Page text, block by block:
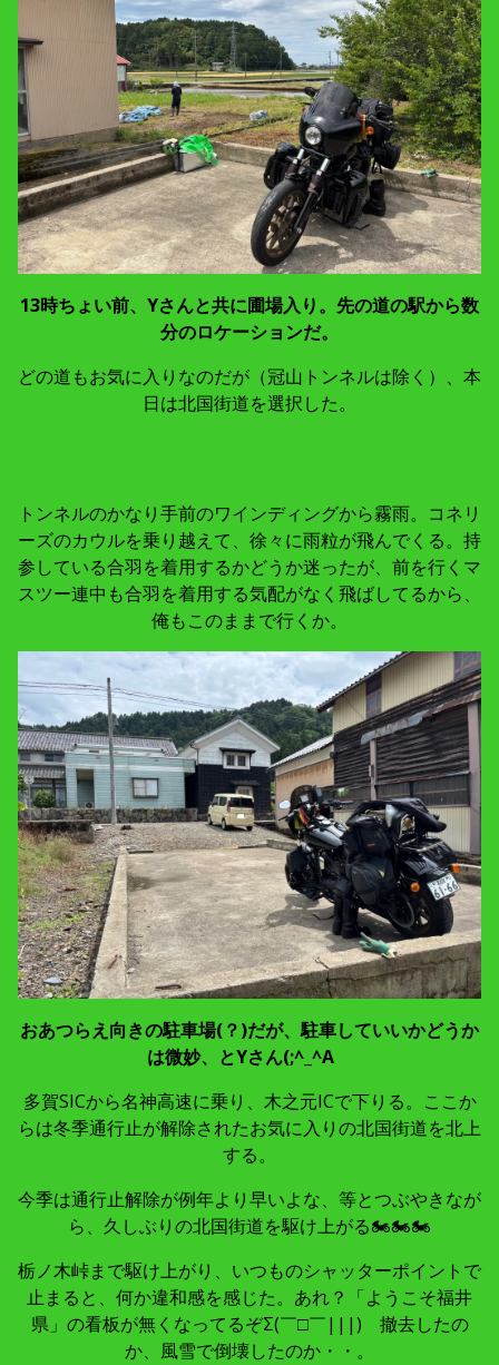
13時ちょい前、Yさんと共に圃場入り。先の道の駅から数
分のロケーションだ。
どの道もお気に入りなのだが（冠山トンネルは除く）、本
日は北国街道を選択した。
トンネルのかなり手前のワインディングから霧雨。コネリ
ーズのカウルを乗り越えて、徐々に雨粒が飛んでくる。持
参している合羽を着用するかどうか迷ったが、前を行くマ
スツー連中も合羽を着用する気配がなく飛ばしてるから、
俺もこのままで行くか。
おあつらえ向きの駐車場(？)だが、駐車していいかどうか
は微妙、とYさん(;^_^A
多賀SICから名神高速に乗り、木之元ICで下りる。ここか
らは冬季通行止が解除されたお気に入りの北国街道を北上
する。
今季は通行止解除が例年より早いよな、等とつぶやきなが
ら、久しぶりの北国街道を駆け上がる🏍🏍🏍
栃ノ木峠まで駆け上がり、いつものシャッターポイントで
止まると、何か違和感を感じた。あれ？「ようこそ福井
県」の看板が無くなってるぞΣ(￣□￣|||) 撤去したの
か、風雪で倒壊したのか・・。